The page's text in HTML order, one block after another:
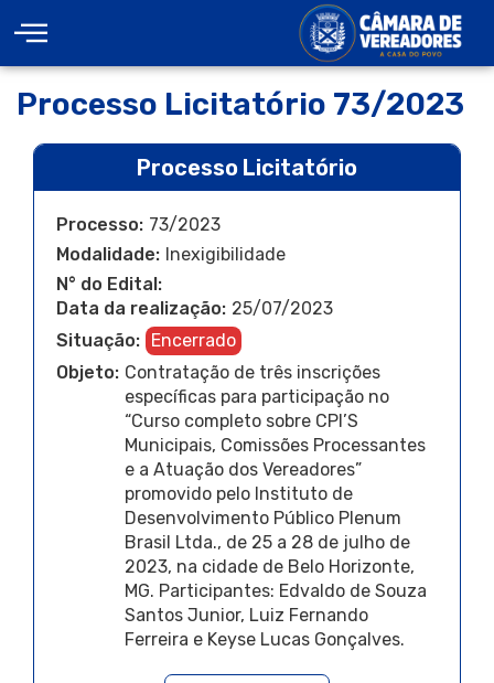
Processo Licitatório 73/2023
Processo Licitatório
Processo: 73/2023
Modalidade: Inexigibilidade
N° do Edital:
Data da realização: 25/07/2023
Situação: Encerrado
Objeto: Contratação de três inscrições
específicas para participação no
“Curso completo sobre CPI’S
Municipais, Comissões Processantes
e a Atuação dos Vereadores”
promovido pelo Instituto de
Desenvolvimento Público Plenum
Brasil Ltda., de 25 a 28 de julho de
2023, na cidade de Belo Horizonte,
MG. Participantes: Edvaldo de Souza
Santos Junior, Luiz Fernando
Ferreira e Keyse Lucas Gonçalves.